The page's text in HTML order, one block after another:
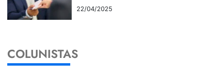
22/04/2025
COLUNISTAS